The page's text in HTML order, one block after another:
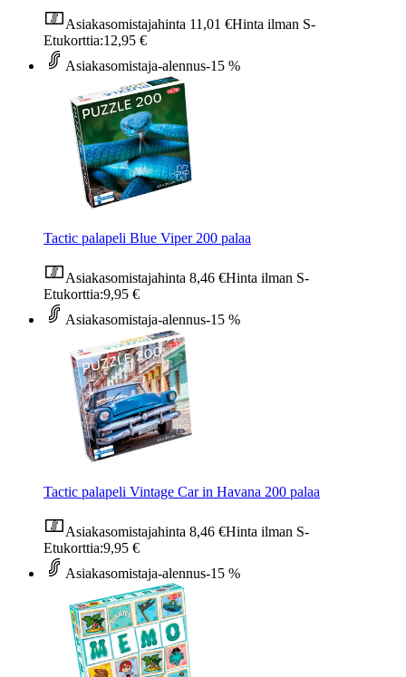
Asiakasomistajahinta 11,01 €Hinta ilman S-
Etukorttia:12,95 €
Asiakasomistaja-alennus-15 %
Tactic palapeli Blue Viper 200 palaa
Asiakasomistajahinta 8,46 €Hinta ilman S-
Etukorttia:9,95 €
Asiakasomistaja-alennus-15 %
Tactic palapeli Vintage Car in Havana 200 palaa
Asiakasomistajahinta 8,46 €Hinta ilman S-
Etukorttia:9,95 €
Asiakasomistaja-alennus-15 %